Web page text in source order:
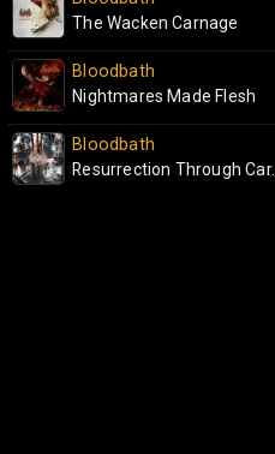
The Wacken Carnage
Bloodbath
Nightmares Made Flesh
Bloodbath
Resurrection Through Car...